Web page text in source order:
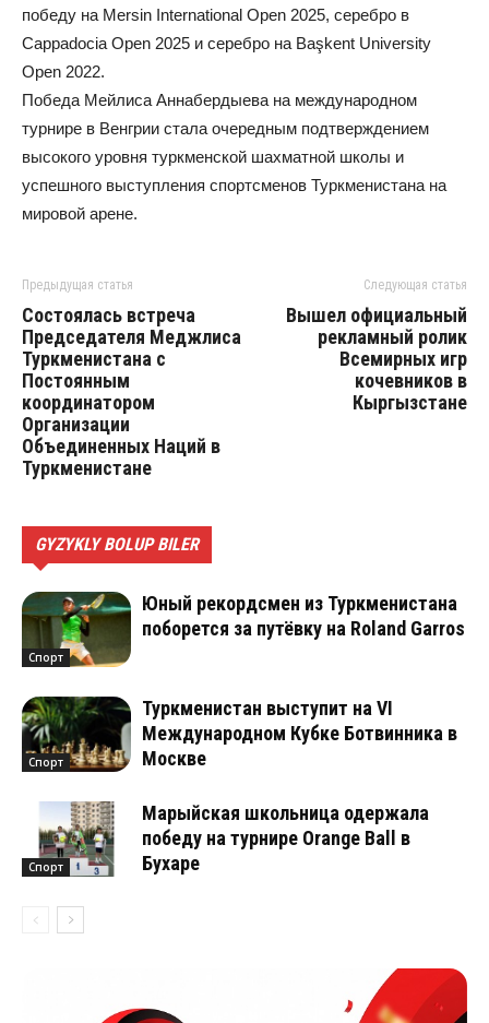
победу на Mersin International Open 2025, серебро в
Cappadocia Open 2025 и серебро на Başkent University
Open 2022.
Победа Мейлиса Аннабердыева на международном
турнире в Венгрии стала очередным подтверждением
высокого уровня туркменской шахматной школы и
успешного выступления спортсменов Туркменистана на
мировой арене.
Предыдущая статья
Состоялась встреча
Председателя Меджлиса
Туркменистана с
Постоянным
координатором
Организации
Объединенных Наций в
Туркменистане
Следующая статья
Вышел официальный
рекламный ролик
Всемирных игр
кочевников в
Кыргызстане
GYZYKLY BOLUP BILER
Спорт
Юный рекордсмен из Туркменистана
поборется за путёвку на Roland Garros
Спорт
Туркменистан выступит на VI
Международном Кубке Ботвинника в
Москве
Спорт
Марыйская школьница одержала
победу на турнире Orange Ball в
Бухаре